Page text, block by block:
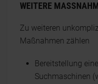
WEITERE
Zu weiteren
Maßnahmen zählen
Bereitstellung
Suchmaschinen